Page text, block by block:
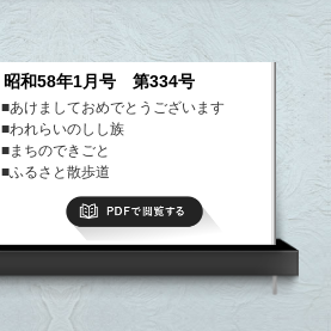
昭和58年1月号 第334号
■あけましておめでとうございます
■われらいのしし族
■まちのできごと
■ふるさと散歩道
PDFで閲覧する